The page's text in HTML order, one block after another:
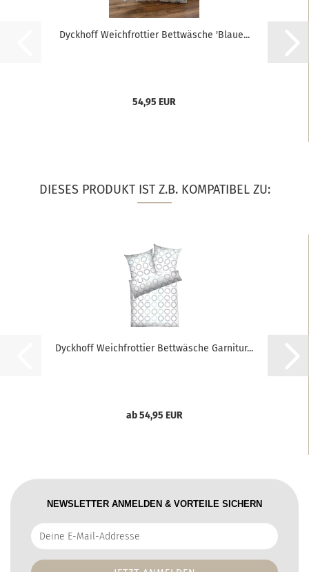
Dyckhoff Weichfrottier Bettwäsche 'Blaue...
54,95 EUR
DIESES PRODUKT IST Z.B. KOMPATIBEL ZU:
Dyckhoff Weichfrottier Bettwäsche Garnitur...
ab 54,95 EUR
NEWSLETTER ANMELDEN & VORTEILE SICHERN
Deine
E-
Addresse